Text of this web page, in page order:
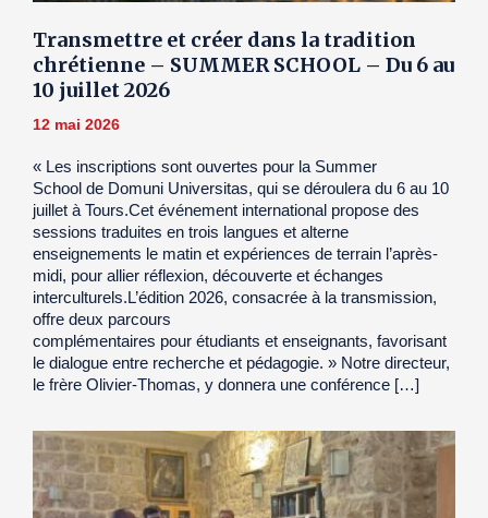
Transmettre et créer dans la tradition
chrétienne – SUMMER SCHOOL – Du 6 au
10 juillet 2026
12 mai 2026
« Les inscriptions sont ouvertes pour la Summer
School de Domuni Universitas, qui se déroulera du 6 au 10
juillet à Tours.Cet événement international propose des
sessions traduites en trois langues et alterne
enseignements le matin et expériences de terrain l’après-
midi, pour allier réflexion, découverte et échanges
interculturels.L’édition 2026, consacrée à la transmission,
offre deux parcours
complémentaires pour étudiants et enseignants, favorisant
le dialogue entre recherche et pédagogie. » Notre directeur,
le frère Olivier-Thomas, y donnera une conférence […]